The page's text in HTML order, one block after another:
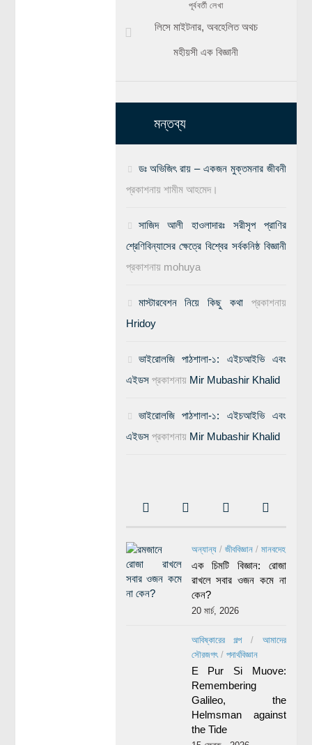
পূর্ববর্তী লেখা
লিসে মাইটনার, অবহেলিত অথচ
মহীয়সী এক বিজ্ঞানী
মন্তব্য
ডঃ অভিজিৎ রায় – একজন মুক্তমনার জীবনী
প্রকাশনায় শামীম আহমেদ।
সাজিদ আলী হাওলাদারঃ সরীসৃপ প্রাণির
শ্রেণিবিন্যাসের ক্ষেত্রে বিশ্বের সর্বকনিষ্ঠ বিজ্ঞানী
প্রকাশনায় mohuya
মাস্টারবেশন নিয়ে কিছু কথাপ্রকাশনায়
Hridoy
ভাইরোলজি পাঠশালা-১: এইচআইভি এবং
এইডসপ্রকাশনায় Mir Mubashir Khalid
ভাইরোলজি পাঠশালা-১: এইচআইভি এবং
এইডসপ্রকাশনায় Mir Mubashir Khalid
অন্যান্য/ জীববিজ্ঞান/ মানবদেহ
এক চিমটি বিজ্ঞান: রোজা
রাখলে সবার ওজন কমে না
কেন?
20 মার্চ, 2026
আবিষ্কারের গল্প/ আমাদের
সৌরজগৎ/ পদার্থবিজ্ঞান
E Pur Si Muove:
Remembering
Galileo, the
Helmsman against
the Tide